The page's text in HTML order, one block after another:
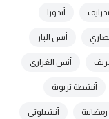
أندرايف أندورا
أنس الباز
أنس الغراري
أنشطة تربوية
أنشيلوتي